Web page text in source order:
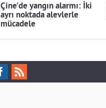
Çine'de yangın alarmı: İki
ayrı noktada alevlerle
mücadele